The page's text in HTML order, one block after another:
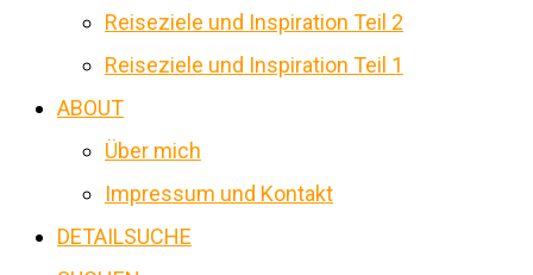
Reiseziele und Inspiration Teil 2
Reiseziele und Inspiration Teil 1
ABOUT
Über mich
Impressum und Kontakt
DETAILSUCHE